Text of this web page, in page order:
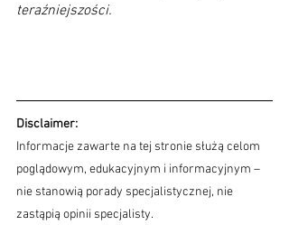
teraźniejszości.
Disclaimer:
Informacje zawarte na tej stronie służą celom
poglądowym, edukacyjnym i informacyjnym –
nie stanowią porady specjalistycznej, nie
zastąpią opinii specjalisty.